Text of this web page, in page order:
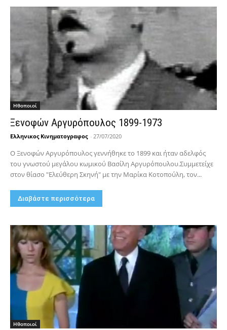
Hθοποιοί
Ξενοφών Αργυρόπουλος 1899-1973
Ελληνικος Κινηματογραφος - 27/07/2020
Ο Ξενοφών Αργυρόπουλος γεννήθηκε το 1899 και ήταν αδελφός
του γνωστού μεγάλου κωμικού Βασίλη Αργυρόπουλου.Συμμετείχε
στον θίασο "Ελεύθερη Σκηνή" με την Μαρίκα Κοτοπούλη, τον...
Διαβάστε περισσότερα
Hθοποιοί